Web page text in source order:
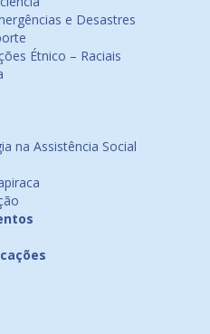
e Desastres
Étnico – Raciais
na Assistência Social